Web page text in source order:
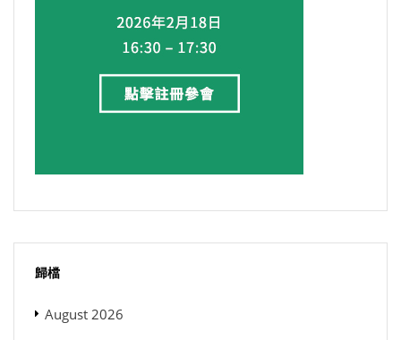
歸檔
August 2026